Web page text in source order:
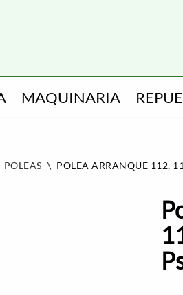
MAQUINARIA
POLEAS \ POLEA ARRANQUE 112,